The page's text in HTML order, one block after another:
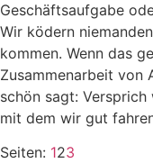
Geschäftsaufgabe
Wir ködern
kommen. Wenn das
Zusammenarbeit von
schön sagt:
mit dem wir gut
Seiten: Seite
1,Seite
2,Seite
3